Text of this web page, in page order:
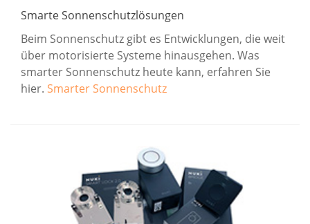
Smarte Sonnenschutzlösungen
Beim Sonnenschutz gibt es Entwicklungen, die weit
über motorisierte Systeme hinausgehen. Was
smarter Sonnenschutz heute kann, erfahren Sie
hier. Smarter Sonnenschutz